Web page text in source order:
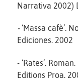
Narrativa 2002)
- ‘Massa cafè’.
Ediciones. 2002
- ‘Rates’.
Editions Proa.